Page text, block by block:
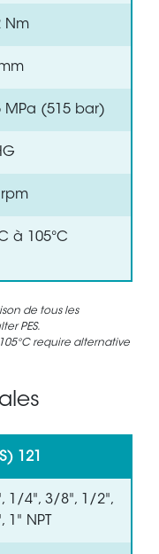
Nm
MPa (515 bar)
à 105°C
de tous les
PES.
require alternative
121
1/4", 3/8", 1/2",
1" NPT